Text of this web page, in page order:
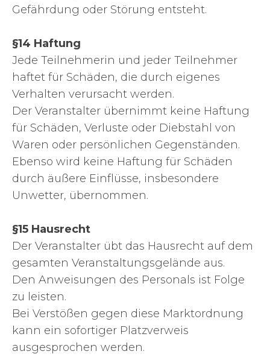
Gefährdung oder Störung entsteht.
§14 Haftung
Jede Teilnehmerin und jeder Teilnehmer
haftet für Schäden, die durch eigenes
Verhalten verursacht werden.
Der Veranstalter übernimmt keine Haftung
für Schäden, Verluste oder Diebstahl von
Waren oder persönlichen Gegenständen.
Ebenso wird keine Haftung für Schäden
durch äußere Einflüsse, insbesondere
Unwetter, übernommen.
§15 Hausrecht
Der Veranstalter übt das Hausrecht auf dem
gesamten Veranstaltungsgelände aus.
Den Anweisungen des Personals ist Folge
zu leisten.
Bei Verstößen gegen diese Marktordnung
kann ein sofortiger Platzverweis
ausgesprochen werden.